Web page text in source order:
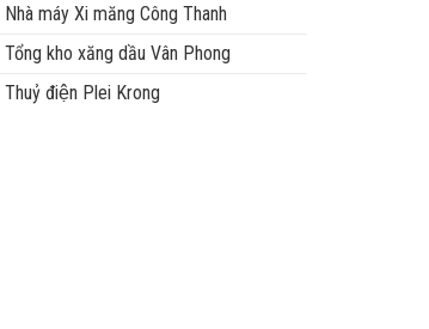
Nhà máy Xi măng Công Thanh
Tổng kho xăng dầu Vân Phong
Thuỷ điện Plei Krong